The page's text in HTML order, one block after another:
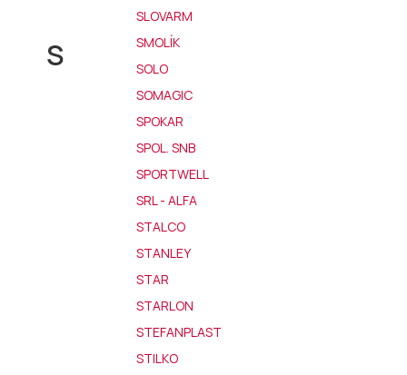
S
SLOVARM
SMOLÍK
SOLO
SOMAGIC
SPOKAR
SPOL. SNB
SPORTWELL
SRL - ALFA
STALCO
STANLEY
STAR
STARLON
STEFANPLAST
STILKO